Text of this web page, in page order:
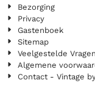
Bezorging
Privacy
Gastenboek
Sitemap
Veelgestelde
Algemene
Contact - Vintage